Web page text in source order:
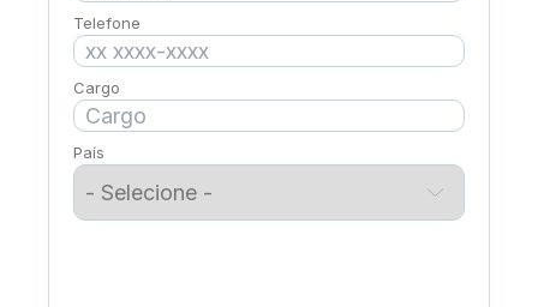
Telefone
Cargo
País